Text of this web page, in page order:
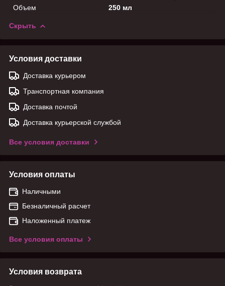
Объем
250 мл
Скрыть
Условия доставки
Доставка курьером
Транспортная компания
Доставка почтой
Доставка курьерской службой
Все условия доставки
Условия оплаты
Наличными
Безналичный расчет
Наложенный платеж
Все условия оплаты
Условия возврата